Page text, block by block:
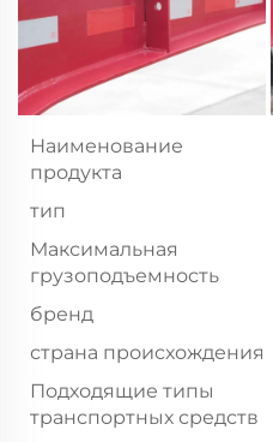
Наименование
продукта
тип
Максимальная
грузоподъемность
бренд
страна происхождения
Подходящие типы
транспортных средств